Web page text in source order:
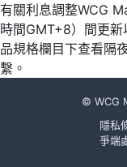
有關利息調整WCG
時間GMT+8）間更
品規格欄目下查看隔
繫。
© WCG
隱私
爭端